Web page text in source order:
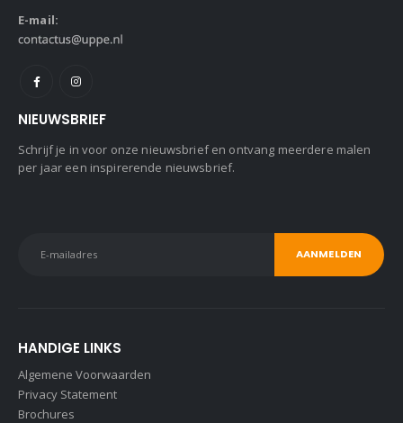
E-mail:
NIEUWSBRIEF
Schrijf je in voor onze nieuwsbrief en ontvang meerdere malen
per jaar een inspirerende nieuwsbrief.
HANDIGE LINKS
Algemene Voorwaarden
Privacy Statement
Brochures